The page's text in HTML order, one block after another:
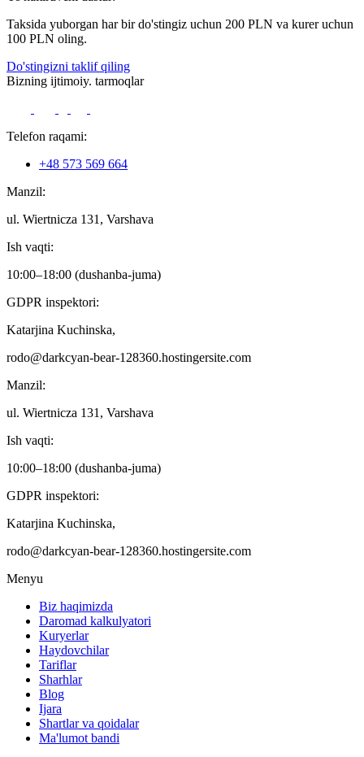
Taksida yuborgan har bir do'stingiz uchun 200 PLN va kurer uchun
100 PLN oling.
Do'stingizni taklif qiling
Bizning ijtimoiy. tarmoqlar
Telefon raqami:
+48 573 569 664
Manzil:
ul. Wiertnicza 131, Varshava
Ish vaqti:
10:00–18:00 (dushanba-juma)
GDPR inspektori:
Katarjina Kuchinska,
rodo@darkcyan-bear-128360.hostingersite.com
Manzil:
ul. Wiertnicza 131, Varshava
Ish vaqti:
10:00–18:00 (dushanba-juma)
GDPR inspektori:
Katarjina Kuchinska,
rodo@darkcyan-bear-128360.hostingersite.com
Menyu
Biz haqimizda
Daromad kalkulyatori
Kuryerlar
Haydovchilar
Tariflar
Sharhlar
Blog
Ijara
Shartlar va qoidalar
Ma'lumot bandi